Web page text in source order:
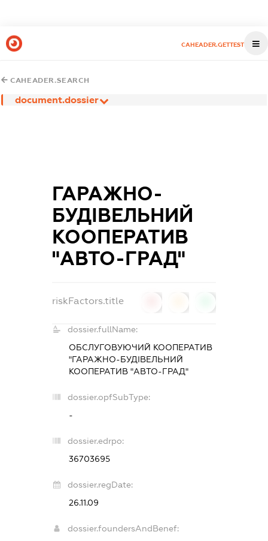
CAHEADER.GETTEST
CAHEADER.SEARCH
document.dossier
ГАРАЖНО-
БУДІВЕЛЬНИЙ
КООПЕРАТИВ
"АВТО-ГРАД"
riskFactors.title
dossier.fullName:
ОБСЛУГОВУЮЧИЙ КООПЕРАТИВ
"ГАРАЖНО-БУДІВЕЛЬНИЙ
КООПЕРАТИВ "АВТО-ГРАД"
dossier.opfSubType:
-
dossier.edrpo:
36703695
dossier.regDate:
26.11.09
dossier.foundersAndBenef: